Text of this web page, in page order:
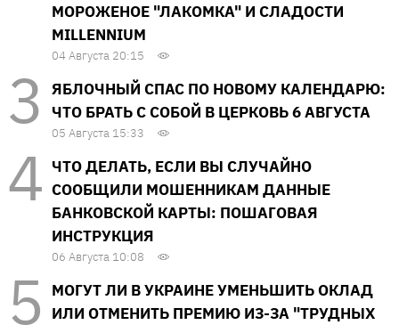
МОРОЖЕНОЕ "ЛАКОМКА" И СЛАДОСТИ
MILLENNIUM
04 Августа 20:15
ЯБЛОЧНЫЙ СПАС ПО НОВОМУ КАЛЕНДАРЮ:
ЧТО БРАТЬ С СОБОЙ В ЦЕРКОВЬ 6 АВГУСТА
05 Августа 15:33
ЧТО ДЕЛАТЬ, ЕСЛИ ВЫ СЛУЧАЙНО
СООБЩИЛИ МОШЕННИКАМ ДАННЫЕ
БАНКОВСКОЙ КАРТЫ: ПОШАГОВАЯ
ИНСТРУКЦИЯ
06 Августа 10:08
МОГУТ ЛИ В УКРАИНЕ УМЕНЬШИТЬ ОКЛАД
ИЛИ ОТМЕНИТЬ ПРЕМИЮ ИЗ-ЗА "ТРУДНЫХ